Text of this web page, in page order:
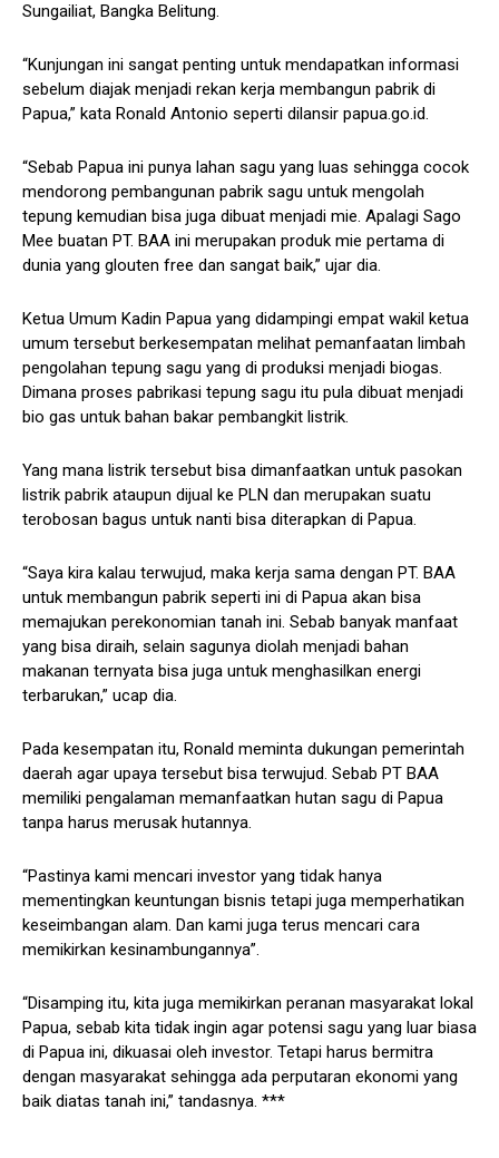
Sungailiat, Bangka Belitung.
“Kunjungan ini sangat penting untuk mendapatkan informasi
sebelum diajak menjadi rekan kerja membangun pabrik di
Papua,” kata Ronald Antonio seperti dilansir papua.go.id.
“Sebab Papua ini punya lahan sagu yang luas sehingga cocok
mendorong pembangunan pabrik sagu untuk mengolah
tepung kemudian bisa juga dibuat menjadi mie. Apalagi Sago
Mee buatan PT. BAA ini merupakan produk mie pertama di
dunia yang glouten free dan sangat baik,” ujar dia.
Ketua Umum Kadin Papua yang didampingi empat wakil ketua
umum tersebut berkesempatan melihat pemanfaatan limbah
pengolahan tepung sagu yang di produksi menjadi biogas.
Dimana proses pabrikasi tepung sagu itu pula dibuat menjadi
bio gas untuk bahan bakar pembangkit listrik.
Yang mana listrik tersebut bisa dimanfaatkan untuk pasokan
listrik pabrik ataupun dijual ke PLN dan merupakan suatu
terobosan bagus untuk nanti bisa diterapkan di Papua.
“Saya kira kalau terwujud, maka kerja sama dengan PT. BAA
untuk membangun pabrik seperti ini di Papua akan bisa
memajukan perekonomian tanah ini. Sebab banyak manfaat
yang bisa diraih, selain sagunya diolah menjadi bahan
makanan ternyata bisa juga untuk menghasilkan energi
terbarukan,” ucap dia.
Pada kesempatan itu, Ronald meminta dukungan pemerintah
daerah agar upaya tersebut bisa terwujud. Sebab PT BAA
memiliki pengalaman memanfaatkan hutan sagu di Papua
tanpa harus merusak hutannya.
“Pastinya kami mencari investor yang tidak hanya
mementingkan keuntungan bisnis tetapi juga memperhatikan
keseimbangan alam. Dan kami juga terus mencari cara
memikirkan kesinambungannya”.
“Disamping itu, kita juga memikirkan peranan masyarakat lokal
Papua, sebab kita tidak ingin agar potensi sagu yang luar biasa
di Papua ini, dikuasai oleh investor. Tetapi harus bermitra
dengan masyarakat sehingga ada perputaran ekonomi yang
baik diatas tanah ini,” tandasnya. ***